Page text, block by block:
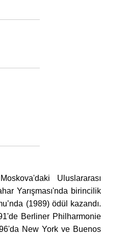
Uluslararası
Yarışması'nda birincilik
(1989) ödül kazandı.
Berliner Philharmonie
New York ve Buenos